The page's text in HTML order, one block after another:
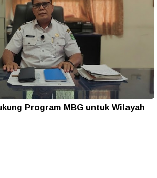
Program MBG untuk Wilayah